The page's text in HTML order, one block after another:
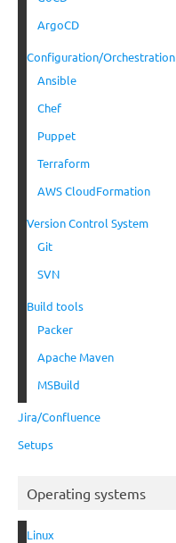
ArgoCD
Configuration/Orchestration
Ansible
Chef
Puppet
Terraform
AWS CloudFormation
Version Control System
Git
SVN
Build tools
Packer
Apache Maven
MSBuild
Jira/Confluence
Setups
Operating systems
Linux